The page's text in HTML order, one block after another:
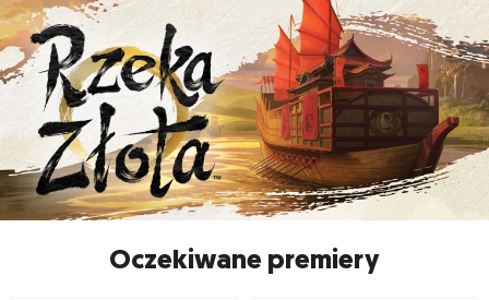
Oczekiwane premiery